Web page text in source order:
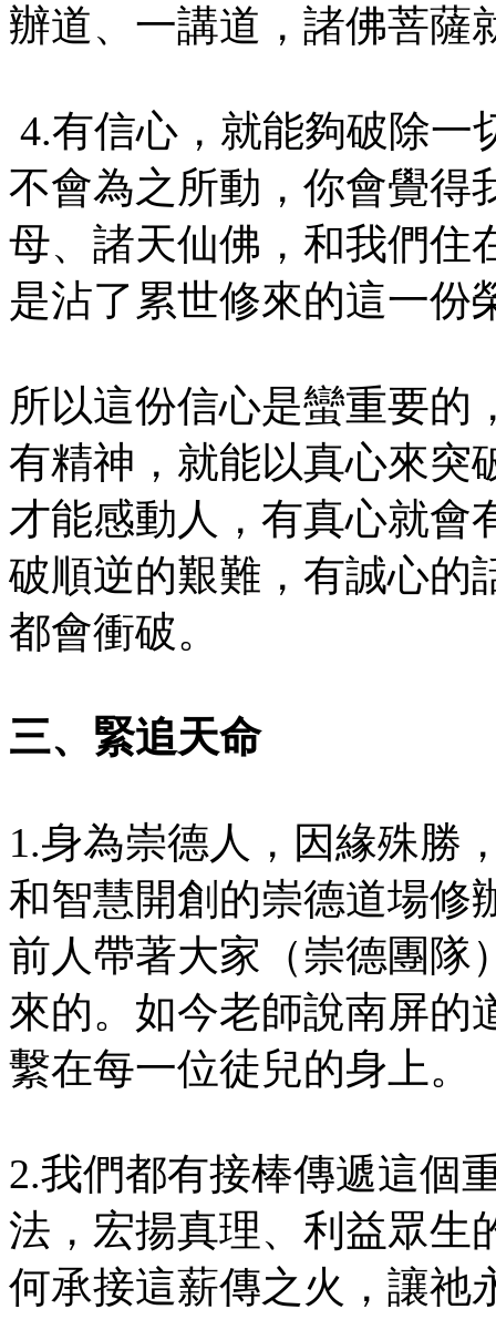
辦道、一講道，諸佛菩薩
4.有信心，就能夠破除一
不會為之所動，你會覺得
母、諸天仙佛，和我們住
是沾了累世修來的這一份
所以這份信心是蠻重要的
有精神，就能以真心來突
才能感動人，有真心就會
破順逆的艱難，有誠心的
都會衝破。
三、緊追天命
1.身為崇德人，因緣殊勝
和智慧開創的崇德道場修
前人帶著大家（崇德團隊
來的。如今老師說南屏的
繫在每一位徒兒的身上。
2.我們都有接棒傳遞這個
法，宏揚真理、利益眾生
何承接這薪傳之火，讓祂